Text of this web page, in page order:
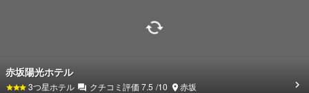
赤坂陽光ホテル
3つ星ホテル クチコミ評価 7.5 /10 赤坂